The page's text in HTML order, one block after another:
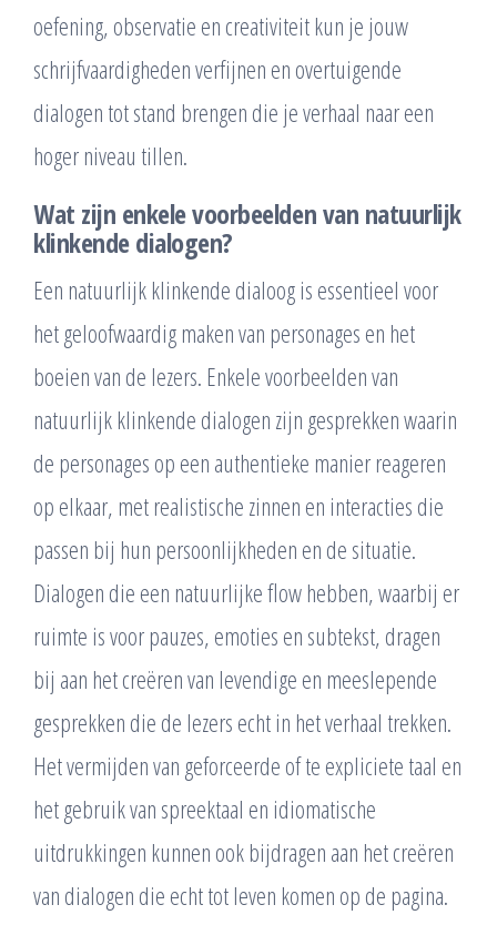
oefening, observatie en creativiteit kun je jouw
schrijfvaardigheden verfijnen en overtuigende
dialogen tot stand brengen die je verhaal naar een
hoger niveau tillen.
Wat zijn enkele voorbeelden van natuurlijk
klinkende dialogen?
Een natuurlijk klinkende dialoog is essentieel voor
het geloofwaardig maken van personages en het
boeien van de lezers. Enkele voorbeelden van
natuurlijk klinkende dialogen zijn gesprekken waarin
de personages op een authentieke manier reageren
op elkaar, met realistische zinnen en interacties die
passen bij hun persoonlijkheden en de situatie.
Dialogen die een natuurlijke flow hebben, waarbij er
ruimte is voor pauzes, emoties en subtekst, dragen
bij aan het creëren van levendige en meeslepende
gesprekken die de lezers echt in het verhaal trekken.
Het vermijden van geforceerde of te expliciete taal en
het gebruik van spreektaal en idiomatische
uitdrukkingen kunnen ook bijdragen aan het creëren
van dialogen die echt tot leven komen op de pagina.